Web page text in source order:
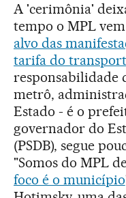
A 'cerimônia'
tempo o MPL
alvo das
tarifa do
responsabilidade
metrô,
Estado - é o
governador do
(PSDB), segue
"Somos do MPL
foco é o município